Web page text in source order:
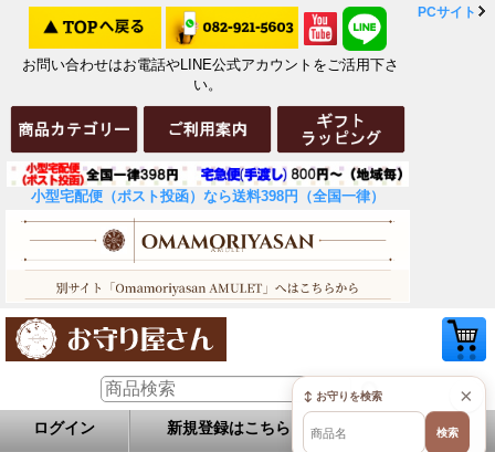
お問い合わせはお電話やLINE公式アカウントをご活用下さ
い。
小型宅配便（ポスト投函）なら送料398円（全国一律）
PCサイト
ログイン 新規登録はこちら お問い合せ
×
↕ お守りを検索
検索